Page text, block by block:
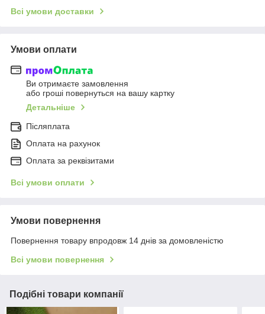
Всі умови доставки
Умови оплати
Ви отримаєте замовлення
або гроші повернуться на вашу картку
Детальніше
Післяплата
Оплата на рахунок
Оплата за реквізитами
Всі умови оплати
Умови повернення
Повернення товару впродовж 14 днів за домовленістю
Всі умови повернення
Подібні товари компанії